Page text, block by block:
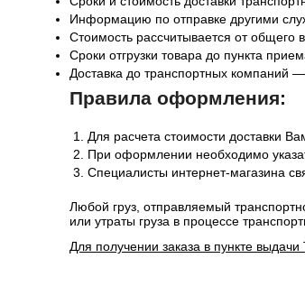
Информацию по отправке другими
Стоимость рассчитывается от общего
Сроки отгрузки товара до пункта
Доставка до транспортных компаний
Правила оформления:
Для расчета стоимости доставки
При оформлении необходимо
Специалисты интернет-магазина
Любой груз, отправляемый
или утраты груза в процессе
Для получении заказа в пункте